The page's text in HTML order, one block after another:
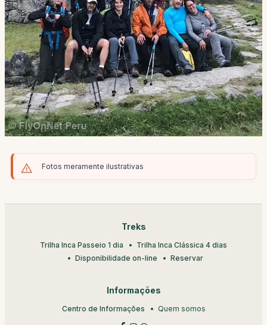
Fotos meramente ilustrativas
Treks
Trilha Inca Passeio 1 dia
Trilha Inca Clássica 4 dias
Disponibilidade on-line
Reservar
Informações
Centro de Informações Quem somos